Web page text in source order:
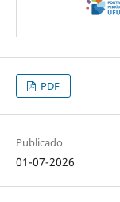
PDF
Publicado
01-07-2026